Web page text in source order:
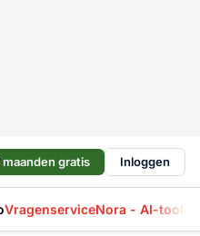
maanden gratis Inloggen
VragenserviceNora - AI-tool